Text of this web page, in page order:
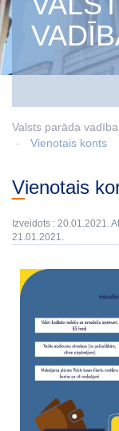
Valsts parāda vadība
Vienotais konts
Vienotais
Izveidots : 20.01.2021.
21.01.2021.